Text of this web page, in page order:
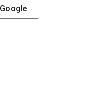
Google